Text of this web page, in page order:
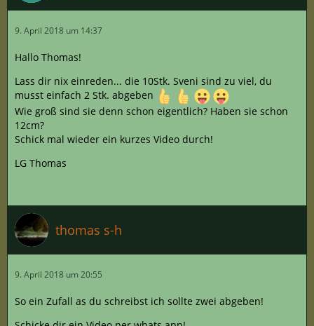
9. April 2018 um 14:37
Hallo Thomas!
Lass dir nix einreden... die 10Stk. Sveni sind zu viel, du
musst einfach 2 Stk. abgeben
Wie groß sind sie denn schon eigentlich? Haben sie schon
12cm?
Schick mal wieder ein kurzes Video durch!
LG Thomas
thomas s-h
9. April 2018 um 20:55
So ein Zufall as du schreibst ich sollte zwei abgeben!